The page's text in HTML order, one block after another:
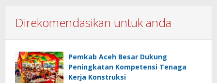
Direkomendasikan untuk anda
Pemkab Aceh Besar Dukung
Peningkatan Kompetensi Tenaga
Kerja Konstruksi